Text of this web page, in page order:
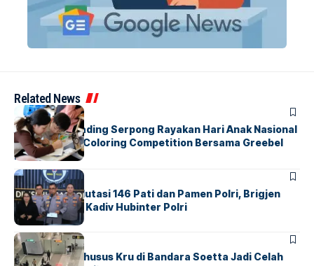
Related News
BERITAINDEX
Atria Hotel Gading Serpong Rayakan Hari Anak Nasional
Lewat Family Coloring Competition Bersama Greebel
Indonesia
BERITA
Mabes Polri Mutasi 146 Pati dan Pamen Polri, Brigjen
Untung Jabat Kadiv Hubinter Polri
BANDARABERITA
Ketika Jalur Khusus Kru di Bandara Soetta Jadi Celah